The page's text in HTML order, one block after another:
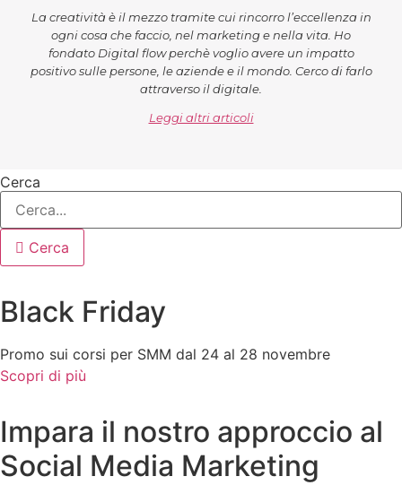
La creatività è il mezzo tramite cui rincorro l’eccellenza in
ogni cosa che faccio, nel marketing e nella vita. Ho
fondato Digital flow perchè voglio avere un impatto
positivo sulle persone, le aziende e il mondo. Cerco di farlo
attraverso il digitale.
Leggi altri articoli
Cerca
Cerca
Black Friday
Promo sui corsi per SMM dal 24 al 28 novembre
Scopri di più
Impara il nostro approccio al
Social Media Marketing